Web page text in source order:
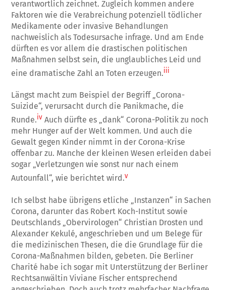
verantwortlich zeichnet. Zugleich kommen andere
Faktoren wie die Verabreichung potenziell tödlicher
Medikamente oder invasive Behandlungen
nachweislich als Todesursache infrage. Und am Ende
dürften es vor allem die drastischen politischen
Maßnahmen selbst sein, die unglaubliches Leid und
eine dramatische Zahl an Toten erzeugen.iii
Längst macht zum Beispiel der Begriff „Corona-
Suizide“, verursacht durch die Panikmache, die
Runde.iv Auch dürfte es „dank“ Corona-Politik zu noch
mehr Hunger auf der Welt kommen. Und auch die
Gewalt gegen Kinder nimmt in der Corona-Krise
offenbar zu. Manche der kleinen Wesen erleiden dabei
sogar „Verletzungen wie sonst nur nach einem
Autounfall“, wie berichtet wird.v
Ich selbst habe übrigens etliche „Instanzen“ in Sachen
Corona, darunter das Robert Koch-Institut sowie
Deutschlands „Obervirologen“ Christian Drosten und
Alexander Kekulé, angeschrieben und um Belege für
die medizinischen Thesen, die die Grundlage für die
Corona-Maßnahmen bilden, gebeten. Die Berliner
Charité habe ich sogar mit Unterstützung der Berliner
Rechtsanwältin Viviane Fischer entsprechend